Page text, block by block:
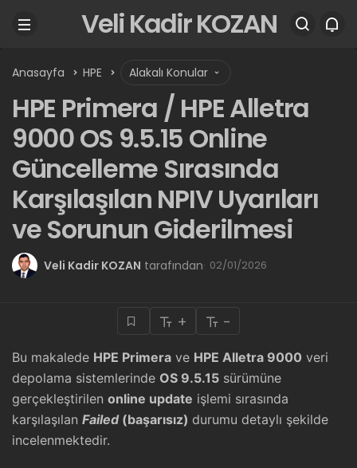
Veli Kadir KOZAN
Anasayfa HPE Alakalı Konular
HPE Primera / HPE Alletra
9000 OS 9.5.15 Online
Güncelleme Sırasında
Karşılaşılan NPIV Uyarıları
ve Sorunun Giderilmesi
Veli Kadir KOZAN tarafından 02/01/2026
+ -
Bu makalede HPE Primera ve HPE Alletra 9000 veri
depolama sistemlerinde OS 9.5.15 sürümüne
gerçekleştirilen online update işlemi sırasında
karşılaşılan Failed(başarısız) durumu detaylı şekilde
incelenmektedir.